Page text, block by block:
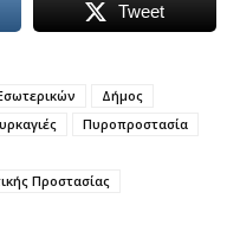
Tweet
Δήμος
Πυροπροστασία
Προστασίας